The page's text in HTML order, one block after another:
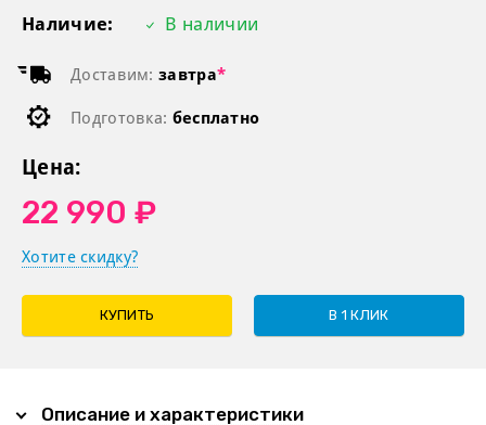
Наличие: В наличии
Доставим: завтра*
Подготовка: бесплатно
Цена:
22 990 ₽
Хотите скидку?
КУПИТЬ В 1 КЛИК
Описание и характеристики